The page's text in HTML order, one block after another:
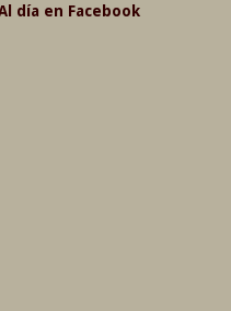
día en Facebook